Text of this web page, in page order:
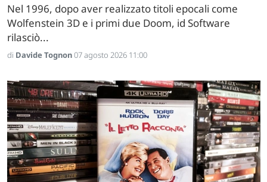
Nel 1996, dopo aver realizzato titoli epocali come
Wolfenstein 3D e i primi due Doom, id Software
rilasciò...
di Davide Tognon07 agosto 2026 11:00